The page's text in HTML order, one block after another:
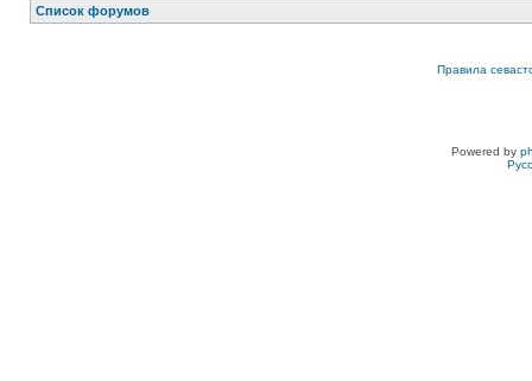
Список форумов
Правила
Powered by